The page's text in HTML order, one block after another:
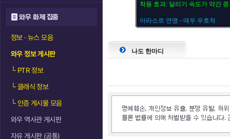
와우 화제 집중
정보 · 뉴스 모음
와우 정보 게시판
└PTR 정보
└클래식 정보
└인증 게시물 모음
와우 역사관 게시판
자유 게시판 (공통)
착용 효과: 달리기 속도가 약간
아라소르 연맹 - 매우 우호적
나도 한마디